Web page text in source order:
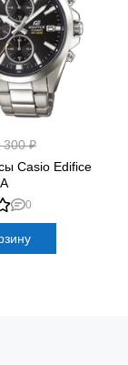
300 ₽
Casio Edifice
0